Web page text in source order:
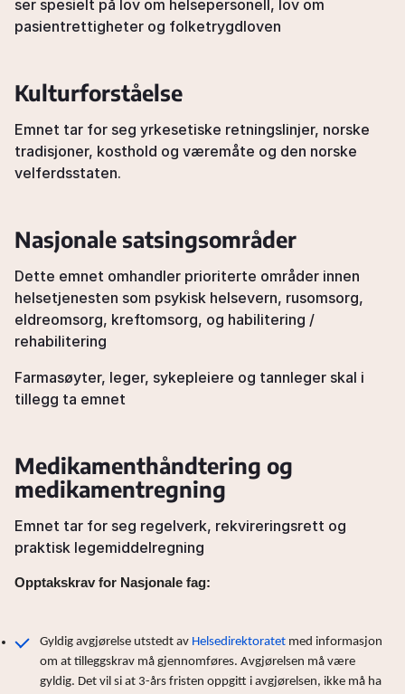
ser spesielt på lov om helsepersonell, lov om
pasientrettigheter og folketrygdloven
Kulturforståelse
Emnet tar for seg yrkesetiske retningslinjer, norske
tradisjoner, kosthold og væremåte og den norske
velferdsstaten.
Nasjonale satsingsområder
Dette emnet omhandler prioriterte områder innen
helsetjenesten som psykisk helsevern, rusomsorg,
eldreomsorg, kreftomsorg, og habilitering /
rehabilitering
Farmasøyter, leger, sykepleiere og tannleger skal i
tillegg ta emnet
Medikamenthåndtering og
medikamentregning
Emnet tar for seg regelverk, rekvireringsrett og
praktisk legemiddelregning
Opptakskrav for Nasjonale fag:
Gyldig avgjørelse utstedt av Helsedirektoratet med informasjon
om at tilleggskrav må gjennomføres. Avgjørelsen må være
gyldig. Det vil si at 3-års fristen oppgitt i avgjørelsen, ikke må ha
Asker
Skysstasjon 11, 1383 Asker, Norge
Nedre Vollgate 8, Oslo, Norge
Gyldenløves gate 2B, Kristiansand, Norge
Trondheim
Trondheim, Norge
Mon, 31 Aug 2026
Oslo
Instructor: Monir Saadati
Mon, 31 Aug 2026
Stavanger
Mon, 31 Aug 2026
09:00-15:00
View schedule
09:00-15:00
View schedule
Instructor: Monir Saadati
09:00-15:00
View schedule